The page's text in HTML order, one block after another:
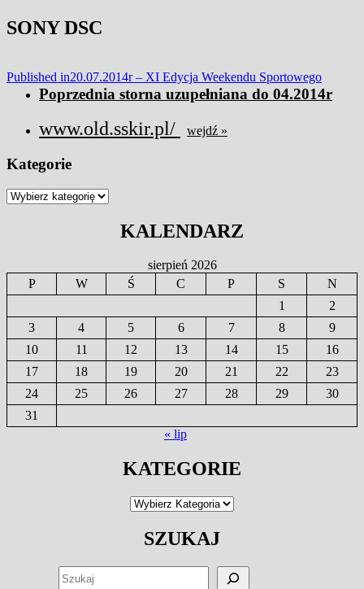
SONY DSC
Nawigacja
wpisu
Published in20.07.2014r – XI Edycja Weekendu Sportowego
Poprzednia storna uzupełniana do 04.2014r
www.old.sskir.pl/ wejdź »
Kategorie
Kategorie
KALENDARZ
sierpień 2026
P
W Ś C P S
N
1
2
3
4 5 6 7 8
9
10
11 12 13 14 15
16
17
18 19 20 21 22
23
24
25 26 27 28 29
30
31
« lip
KATEGORIE
Kategorie
SZUKAJ